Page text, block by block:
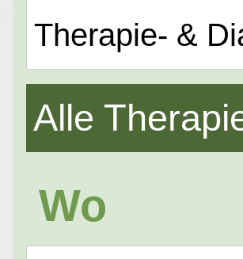
Therapie- &
Alle
Wo